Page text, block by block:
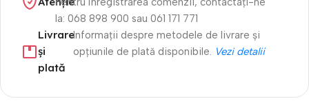
la: 068 898 900 sau 061 171 771
Livrare
și
plată
Informații despre metodele de livrare și
opțiunile de plată disponibile. Vezi detalii